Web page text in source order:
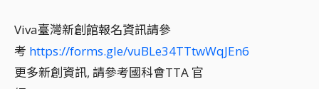
Viva臺灣新創館報名資訊請參
考 https://forms.gle/vuBLe34TTtwWqJEn6
更多新創資訊, 請參考國科會TTA 官